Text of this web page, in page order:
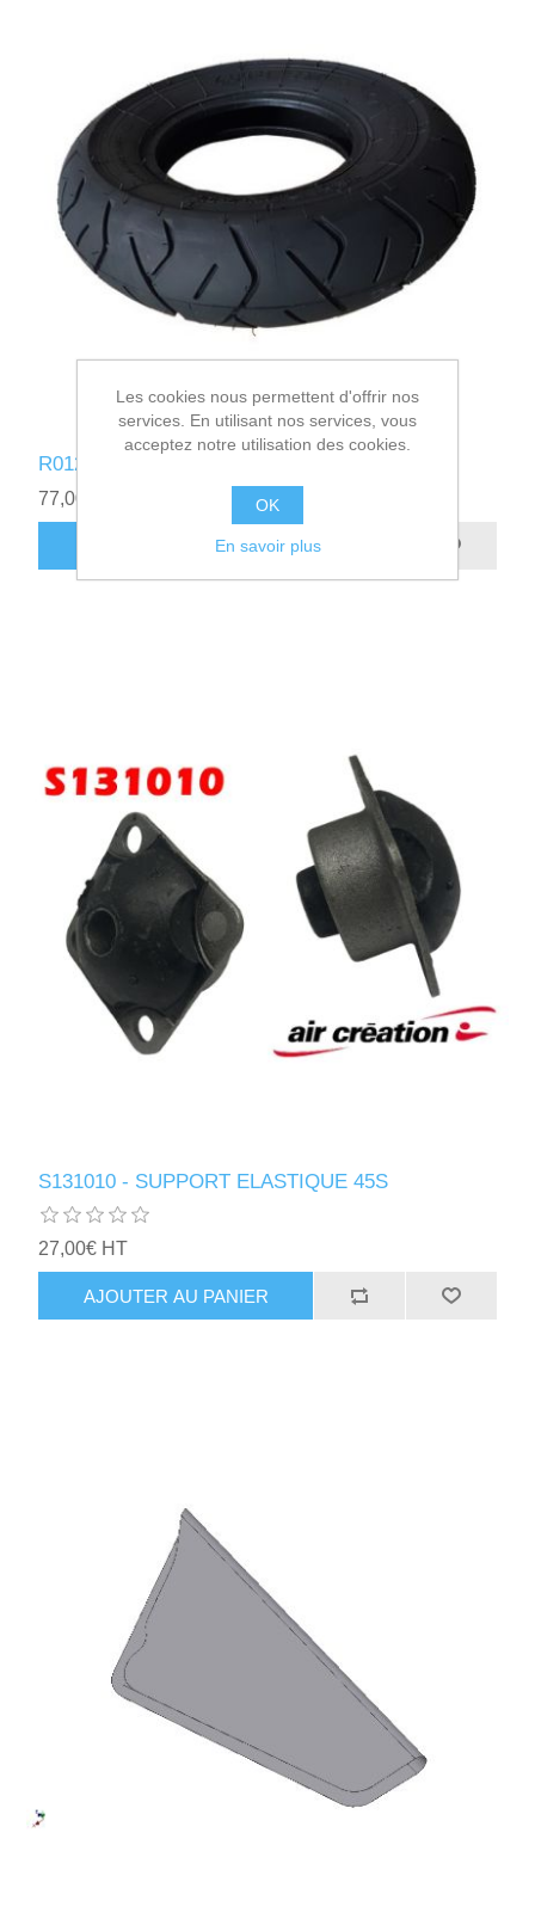
R012114 - PNEU 400x8 HEID
77,00€ HT
AJOUTER AU PANIER
S131010 - SUPPORT ELASTIQUE 45S
27,00€ HT
AJOUTER AU PANIER
Les cookies nous permettent d'offrir nos
services. En utilisant nos services, vous
acceptez notre utilisation des cookies.
OK
En savoir plus